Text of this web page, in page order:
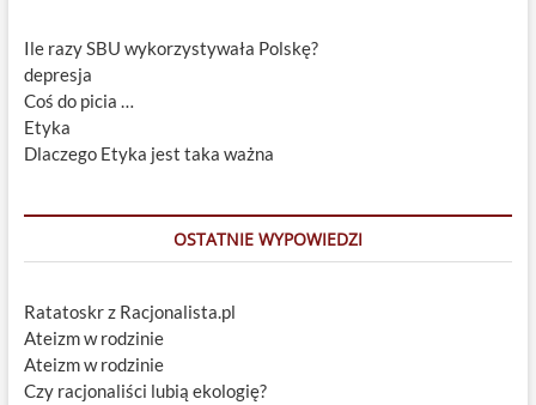
Ile razy SBU wykorzystywała Polskę?
depresja
Coś do picia …
Etyka
Dlaczego Etyka jest taka ważna
OSTATNIE WYPOWIEDZI
Ratatoskr z Racjonalista.pl
Ateizm w rodzinie
Ateizm w rodzinie
Czy racjonaliści lubią ekologię?